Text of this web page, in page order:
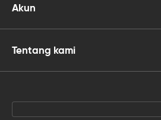
Akun
Tentang kami